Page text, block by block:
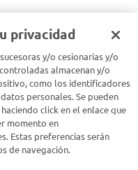
nosotrosacá
privacidad
y/o cesionarias y/o
almacenan y/o
como los identificadores
personales. Se pueden
click en el enlace que
momento en
Estas preferencias serán
de navegación.